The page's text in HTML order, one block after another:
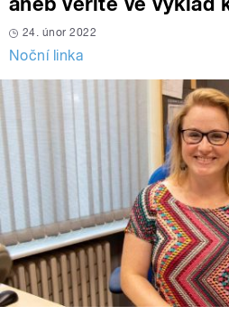
24. únor 2022
Noční linka